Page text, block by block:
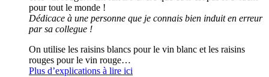
pour tout le monde !
Dédicace à une personne que je connais bien induit en erreur
par sa collegue !
On utilise les raisins blancs pour le vin blanc et les raisins
rouges pour le vin rouge…
Plus d’explications à lire ici